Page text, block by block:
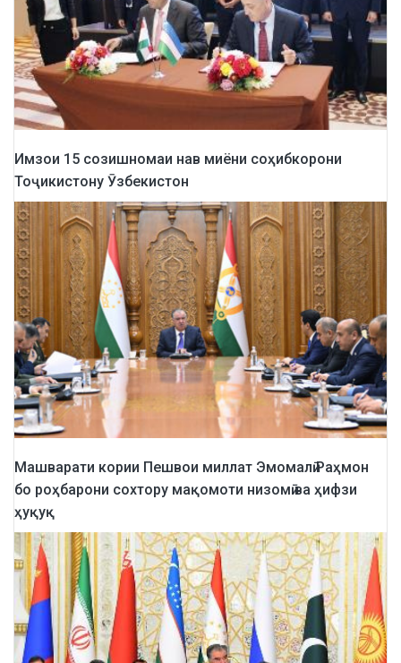
Имзои 15 созишномаи нав миёни соҳибкорони
Тоҷикистону Ӯзбекистон
Машварати кории Пешвои миллат Эмомалӣ Раҳмон
бо роҳбарони сохтору мақомоти низомӣ ва ҳифзи
ҳуқуқ